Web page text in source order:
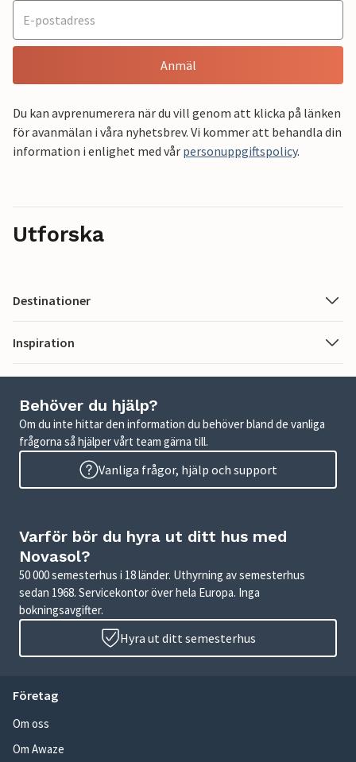
Anmäl
Du kan avprenumerera när du vill genom att klicka på länken
för avanmälan i våra nyhetsbrev. Vi kommer att behandla din
information i enlighet med vår personuppgiftspolicy.
Utforska
Destinationer
Inspiration
Behöver du hjälp?
Om du inte hittar den information du behöver bland de vanliga
frågorna så hjälper vårt team gärna till.
Vanliga frågor, hjälp och support
Varför bör du hyra ut ditt hus med
Novasol?
50 000 semesterhus i 18 länder. Uthyrning av semesterhus
sedan 1968. Servicekontor över hela Europa. Inga
bokningsavgifter.
Hyra ut ditt semesterhus
Företag
Om oss
Om Awaze